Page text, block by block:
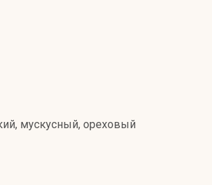
мускусный, ореховый